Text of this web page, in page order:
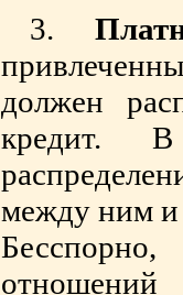
должен
кредит. В
между ним и